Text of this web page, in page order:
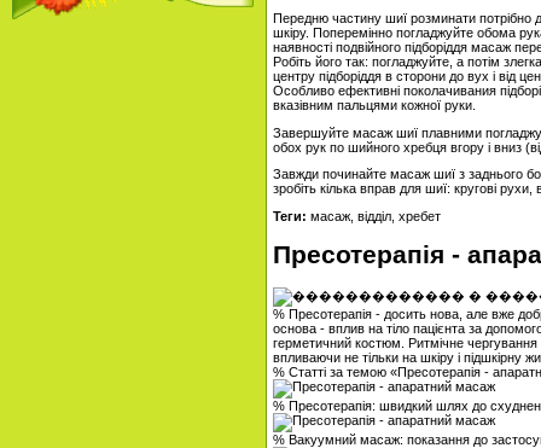
Передню частину шиї розминати потрібно
шкіру. Поперемінно погладжуйте обома
наявності подвійного підборіддя масаж
Робіть його так: погладжуйте, а потім
центру підборіддя в сторони до вух і від
Особливо ефективні поколачивания
вказівним пальцями кожної руки.
Завершуйте масаж шиї плавними
обох рук по шийного хребця вгору і вниз
Завжди починайте масаж шиї з заднього
зробіть кілька вправ для шиї: кругові рухи,
Теги: масаж, відділ, хребет
Пресотерапія -
% Пресотерапія - досить нова, але вже
основа - вплив на тіло пацієнта за
герметичний костюм. Ритмічне
впливаючи не тільки на шкіру і підшкірну
% Статті за темою «Пресотерапія -
% Пресотерапія: швидкий шлях до
% Вакуумний масаж: показання до